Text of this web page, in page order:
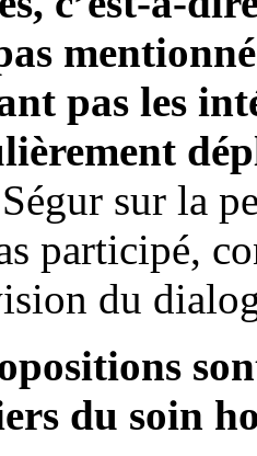
pas les
sur la
participé,
du
du soin